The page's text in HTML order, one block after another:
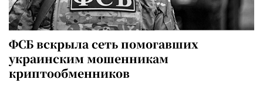
ФСБ вскрыла сеть помогавших
украинским мошенникам
криптообменников